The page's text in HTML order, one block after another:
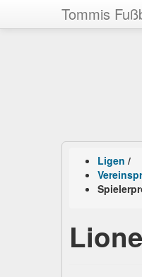
Tommis
Ligen /